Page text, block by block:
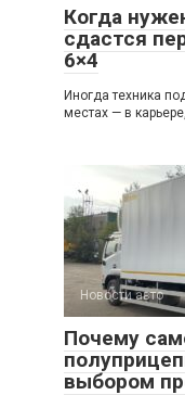
Когда
сдастся
6×4
Иногда техника
местах — в
Новости авто
Почему
выбором